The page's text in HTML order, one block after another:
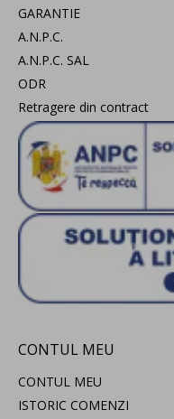
GARANTIE
A.N.P.C.
A.N.P.C. SAL
ODR
Retragere din contract
CONTUL MEU
CONTUL MEU
ISTORIC COMENZI